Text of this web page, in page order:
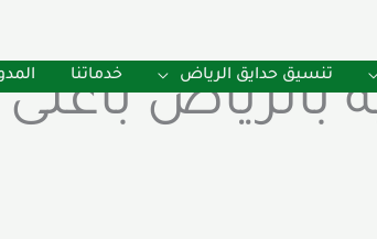
تنسيق حدايق الرياض خدماتنا